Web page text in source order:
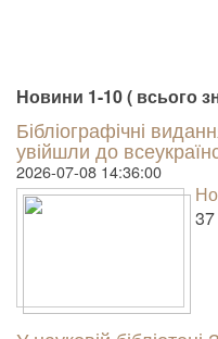
Новини 1-10 ( всього
Бібліографічні
увійшли до
2026-07-08 14:36:00
37